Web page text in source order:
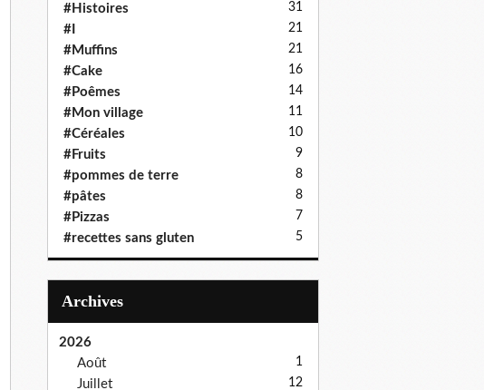
#Histoires 31
#I 21
#Muffins 21
#Cake 16
#Poêmes 14
#Mon village 11
#Céréales 10
#Fruits 9
#pommes de terre 8
#pâtes 8
#Pizzas 7
#recettes sans gluten 5
Archives
2026
Août
1
Juillet 12